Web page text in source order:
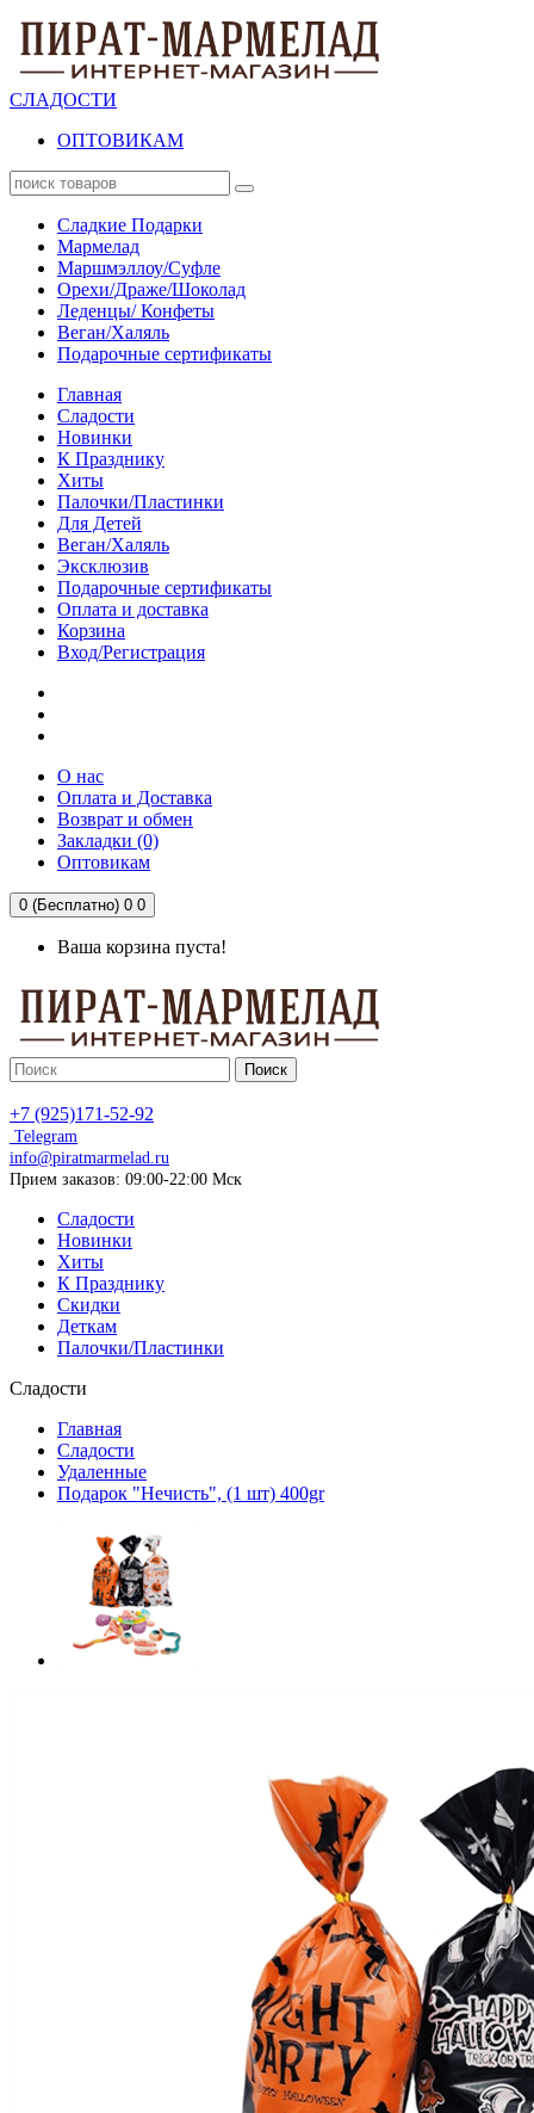
СЛАДОСТИ
ОПТОВИКАМ
Сладкие Подарки
Мармелад
Маршмэллоу/Суфле
Орехи/Драже/Шоколад
Леденцы/ Конфеты
Веган/Халяль
Подарочные сертификаты
Главная
Сладости
Новинки
К Празднику
Хиты
Палочки/Пластинки
Для Детей
Веган/Халяль
Эксклюзив
Подарочные сертификаты
Оплата и доставка
Корзина
Вход/Регистрация
О нас
Оплата и Доставка
Возврат и обмен
Закладки (0)
Оптовикам
0 (Бесплатно) 0 0
Ваша корзина пуста!
Поиск
+7 (925)171-52-92
Telegram
info@piratmarmelad.ru
Прием заказов: 09:00-22:00 Мск
Сладости
Новинки
Хиты
К Празднику
Скидки
Деткам
Палочки/Пластинки
Сладости
Главная
Сладости
Удаленные
Подарок "Нечисть", (1 шт) 400gr